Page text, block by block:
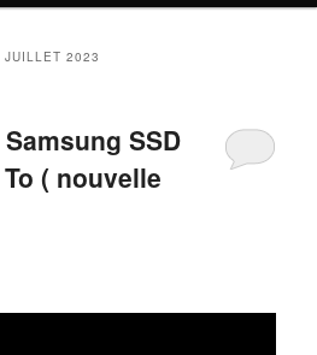
JUILLET 2023
SSD
( nouvelle